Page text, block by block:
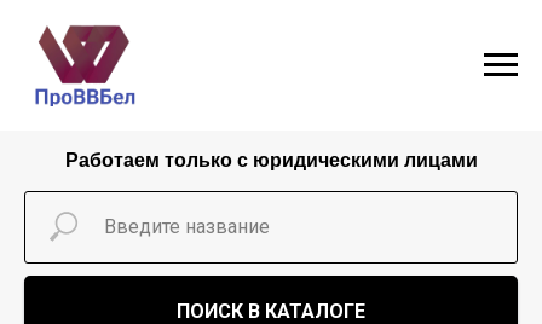
Работаем только с юридическими лицами
ПОИСК В КАТАЛОГЕ